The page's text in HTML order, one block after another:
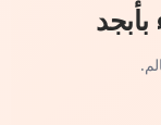
بأبجد